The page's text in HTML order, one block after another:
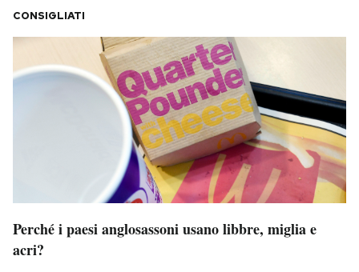
CONSIGLIATI
Perché i paesi anglosassoni usano libbre, miglia e
acri?